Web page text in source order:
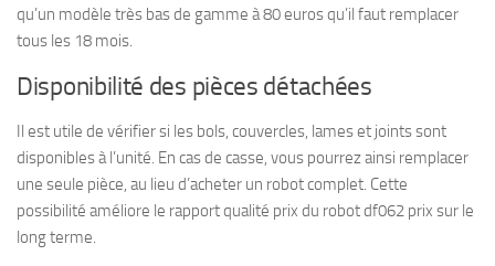
qu’un modèle très bas de gamme à 80 euros qu’il faut remplacer
tous les 18 mois.
Disponibilité des pièces détachées
Il est utile de vérifier si les bols, couvercles, lames et joints sont
disponibles à l’unité. En cas de casse, vous pourrez ainsi remplacer
une seule pièce, au lieu d’acheter un robot complet. Cette
possibilité améliore le rapport qualité prix du robot df062 prix sur le
long terme.